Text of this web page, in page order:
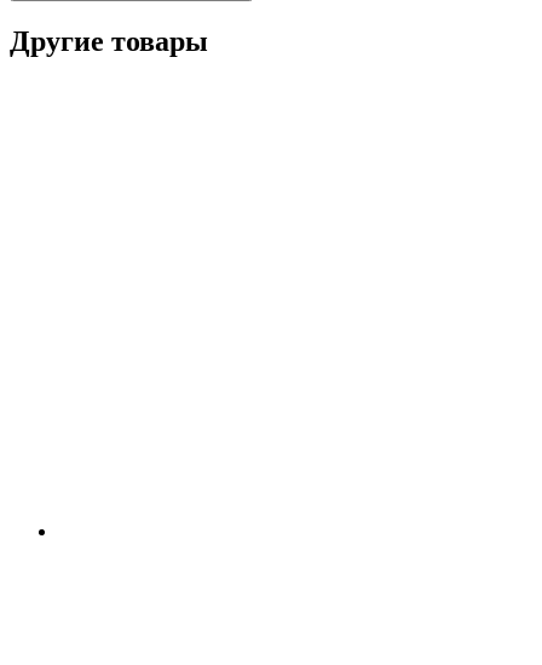
Другие товары